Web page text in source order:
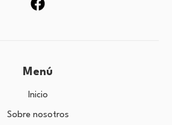
Menú
Inicio
Sobre nosotros